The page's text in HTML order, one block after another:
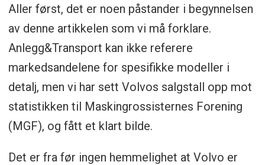
Aller først, det er noen påstander i begynnelsen
av denne artikkelen som vi må forklare.
Anlegg&Transport kan ikke referere
markedsandelene for spesifikke modeller i
detalj, men vi har sett Volvos salgstall opp mot
statistikken til Maskingrossisternes Forening
(MGF), og fått et klart bilde.
Det er fra før ingen hemmelighet at Volvo er